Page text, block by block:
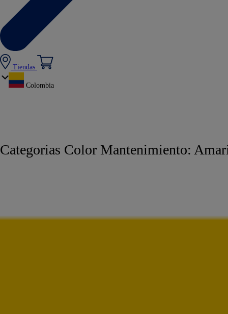
Tiendas
Colombia
Categorias Color Mantenimiento: